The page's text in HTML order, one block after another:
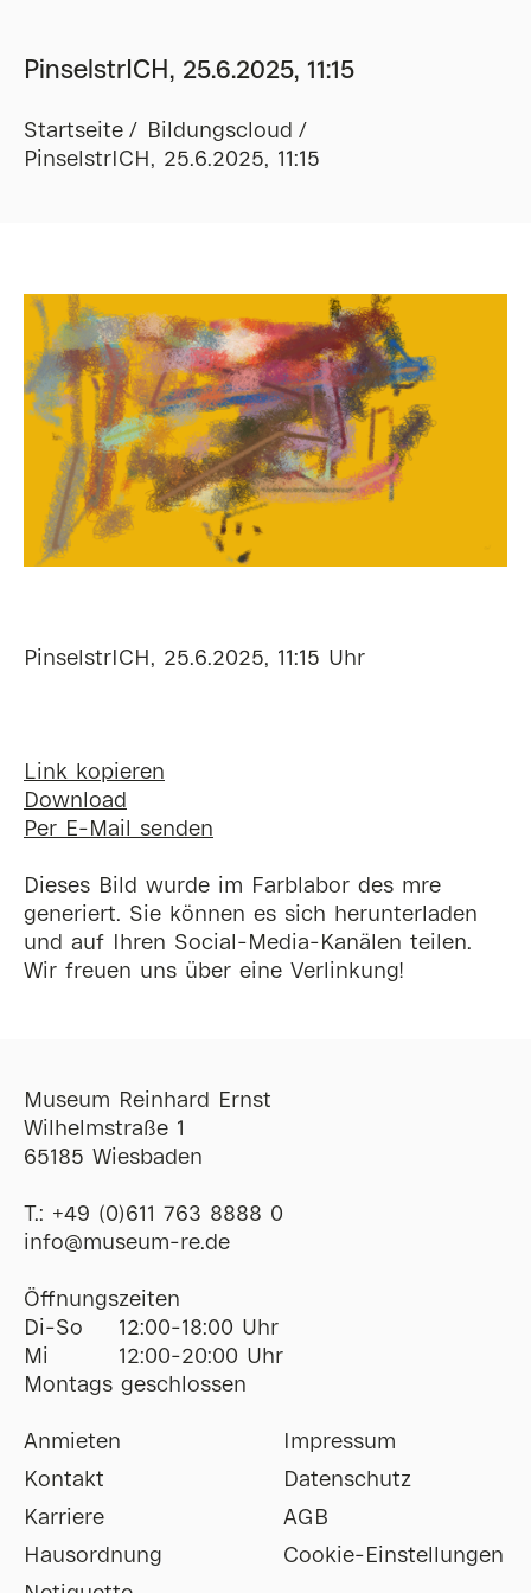
PinselstrICH, 25.6.2025, 11:15
Startseite
Bildungscloud
PinselstrICH, 25.6.2025, 11:15
PinselstrICH, 25.6.2025, 11:15 Uhr
Link kopieren
Download
Per E-Mail senden
Dieses Bild wurde im Farblabor des mre
generiert. Sie können es sich herunterladen
und auf Ihren Social-Media-Kanälen teilen.
Wir freuen uns über eine Verlinkung!
Museum Reinhard Ernst
Wilhelmstraße 1
65185 Wiesbaden
T.: +49 (0)611 763 8888 0
ofni@museum-re de
Öffnungszeiten
Di-So
12:00-18:00 Uhr
Mi
12:00-20:00 Uhr
Montags geschlossen
Anmieten
Kontakt
Karriere
Hausordnung
Impressum
Datenschutz
AGB
Cookie-Einstellungen